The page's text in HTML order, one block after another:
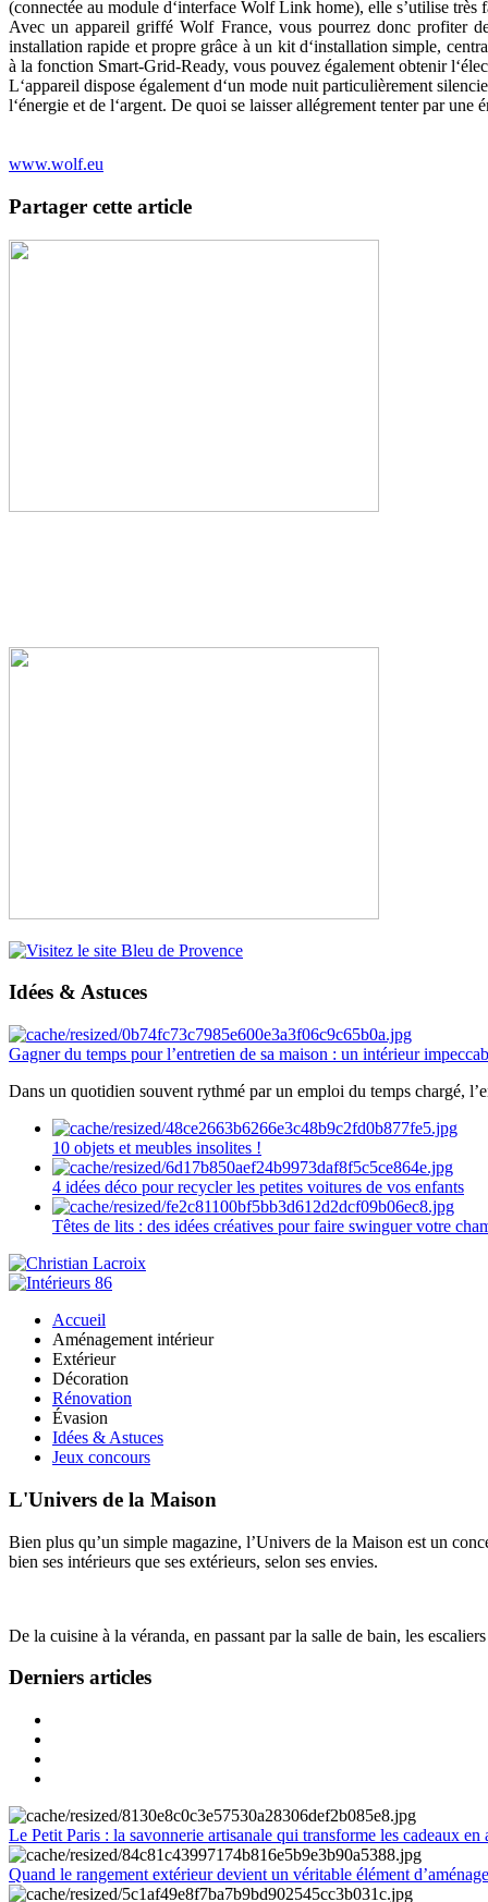
(connectée au module d‘interface Wolf Link home), elle s’utilise très
Avec un appareil griffé Wolf France, vous pourrez donc profiter
installation rapide et propre grâce à un kit d‘installation simple,
à la fonction Smart-Grid-Ready, vous pouvez également obtenir
L‘appareil dispose également d‘un mode nuit particulièrement
l‘énergie et de l‘argent. De quoi se laisser allégrement tenter par une
www.wolf.eu
Partager cette article
Idées & Astuces
Gagner du temps pour l’entretien de sa maison : un intérieur
Dans un quotidien souvent rythmé par un emploi du temps chargé,
10 objets et meubles insolites !
4 idées déco pour recycler les petites voitures de vos enfants
Têtes de lits : des idées créatives pour faire swinguer votre
Accueil
Aménagement intérieur
Extérieur
Décoration
Rénovation
Évasion
Idées & Astuces
Jeux concours
L'Univers de la Maison
Bien plus qu’un simple magazine, l’Univers de la Maison est un
bien ses intérieurs que ses extérieurs, selon ses envies.
De la cuisine à la véranda, en passant par la salle de bain, les
Derniers articles
Le Petit Paris : la savonnerie artisanale qui transforme les cadeaux en
Quand le rangement extérieur devient un véritable élément